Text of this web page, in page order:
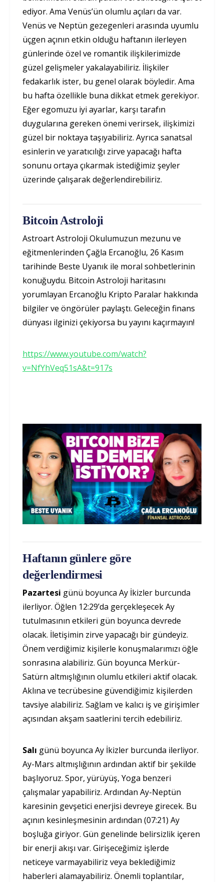
ediyor. Ama Venüs’ün olumlu açıları da var.
Venüs ve Neptün gezegenleri arasında uyumlu
üçgen açının etkin olduğu haftanın ilerleyen
günlerinde özel ve romantik ilişkilerimizde
güzel gelişmeler yakalayabiliriz. İlişkiler
fedakarlık ister, bu genel olarak böyledir. Ama
bu hafta özellikle buna dikkat etmek gerekiyor.
Eğer egomuzu iyi ayarlar, karşı tarafın
duygularına gereken önemi verirsek, ilişkimizi
güzel bir noktaya taşıyabiliriz. Ayrıca sanatsal
esinlerin ve yaratıcılığı zirve yapacağı hafta
sonunu ortaya çıkarmak istediğimiz şeyler
üzerinde çalışarak değerlendirebiliriz.
Bitcoin Astroloji
Astroart Astroloji Okulumuzun mezunu ve
eğitmenlerinden Çağla Ercanoğlu, 26 Kasım
tarihinde Beste Uyanık ile moral sohbetlerinin
konuğuydu. Bitcoin Astroloji haritasını
yorumlayan Ercanoğlu Kripto Paralar hakkında
bilgiler ve öngörüler paylaştı. Geleceğin finans
dünyası ilginizi çekiyorsa bu yayını kaçırmayın!
https://www.youtube.com/watch?
v=NfYhVeq51sA&t=917s
Haftanın günlere göre
değerlendirmesi
Pazartesi günü boyunca Ay İkizler burcunda
ilerliyor. Öğlen 12:29’da gerçekleşecek Ay
tutulmasının etkileri gün boyunca devrede
olacak. İletişimin zirve yapacağı bir gündeyiz.
Önem verdiğimiz kişilerle konuşmalarımızı öğle
sonrasına alabiliriz. Gün boyunca Merkür-
Satürn altmışlığının olumlu etkileri aktif olacak.
Aklına ve tecrübesine güvendiğimiz kişilerden
tavsiye alabiliriz. Sağlam ve kalıcı iş ve girişimler
açısından akşam saatlerini tercih edebiliriz.
Salı günü boyunca Ay İkizler burcunda ilerliyor.
Ay-Mars altmışlığının ardından aktif bir şekilde
başlıyoruz. Spor, yürüyüş, Yoga benzeri
çalışmalar yapabiliriz. Ardından Ay-Neptün
karesinin gevşetici enerjisi devreye girecek. Bu
açının kesinleşmesinin ardından (07:21) Ay
boşluğa giriyor. Gün genelinde belirsizlik içeren
bir enerji akışı var. Girişeceğimiz işlerde
neticeye varmayabiliriz veya beklediğimiz
haberleri alamayabiliriz. Önemli toplantılar,